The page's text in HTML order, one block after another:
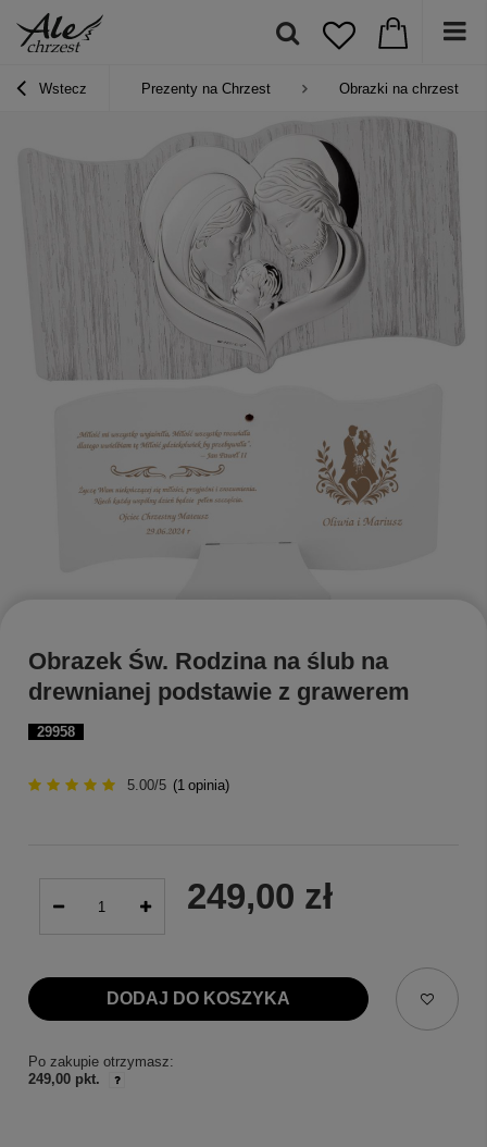
Wstecz Prezenty na Chrzest Obrazki na chrzest
29958
Obrazek Św. Rodzina na ślub na
drewnianej podstawie z grawerem
5.00/5 (1 opinia)
249,00 zł
DODAJ DO KOSZYKA
Po zakupie otrzymasz:
249,00 pkt.